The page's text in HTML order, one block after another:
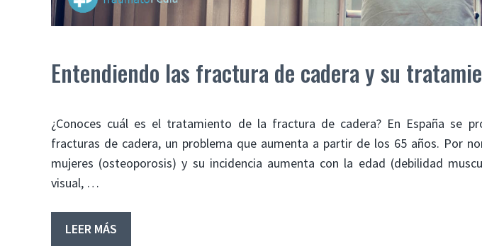
Entendiendo las fractura de cadera y su
¿Conoces cuál es el tratamiento de la fractura de cadera? En España se
fracturas de cadera, un problema que aumenta a partir de los 65 años. Por
mujeres (osteoporosis) y su incidencia aumenta con la edad (debilidad
visual, …
LEER MÁS